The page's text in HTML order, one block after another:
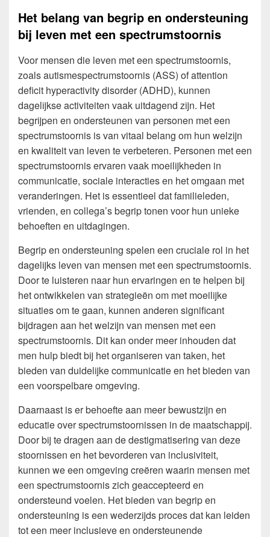
Het belang van begrip en ondersteuning
bij leven met een spectrumstoornis
Voor mensen die leven met een spectrumstoornis,
zoals autismespectrumstoornis (ASS) of attention
deficit hyperactivity disorder (ADHD), kunnen
dagelijkse activiteiten vaak uitdagend zijn. Het
begrijpen en ondersteunen van personen met een
spectrumstoornis is van vitaal belang om hun welzijn
en kwaliteit van leven te verbeteren. Personen met een
spectrumstoornis ervaren vaak moeilijkheden in
communicatie, sociale interacties en het omgaan met
veranderingen. Het is essentieel dat familieleden,
vrienden, en collega’s begrip tonen voor hun unieke
behoeften en uitdagingen.
Begrip en ondersteuning spelen een cruciale rol in het
dagelijks leven van mensen met een spectrumstoornis.
Door te luisteren naar hun ervaringen en te helpen bij
het ontwikkelen van strategieën om met moeilijke
situaties om te gaan, kunnen anderen significant
bijdragen aan het welzijn van mensen met een
spectrumstoornis. Dit kan onder meer inhouden dat
men hulp biedt bij het organiseren van taken, het
bieden van duidelijke communicatie en het bieden van
een voorspelbare omgeving.
Daarnaast is er behoefte aan meer bewustzijn en
educatie over spectrumstoornissen in de maatschappij.
Door bij te dragen aan de destigmatisering van deze
stoornissen en het bevorderen van inclusiviteit,
kunnen we een omgeving creëren waarin mensen met
een spectrumstoornis zich geaccepteerd en
ondersteund voelen. Het bieden van begrip en
ondersteuning is een wederzijds proces dat kan leiden
tot een meer inclusieve en ondersteunende